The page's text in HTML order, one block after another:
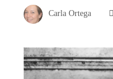
Carla Ortega